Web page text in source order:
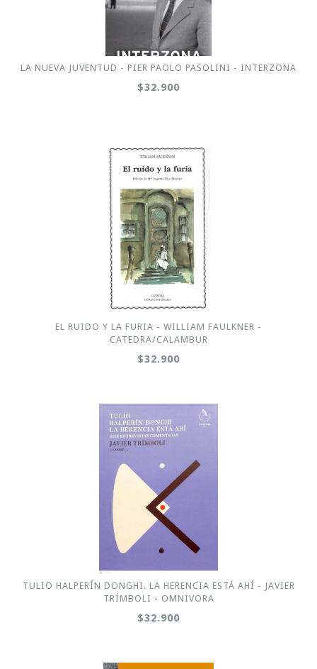
LA NUEVA JUVENTUD - PIER PAOLO PASOLINI - INTERZONA
$32.900
EL RUIDO Y LA FURIA - WILLIAM FAULKNER -
CATEDRA/CALAMBUR
$32.900
TULIO HALPERÍN DONGHI. LA HERENCIA ESTÁ AHÍ - JAVIER
TRÍMBOLI - OMNIVORA
$32.900